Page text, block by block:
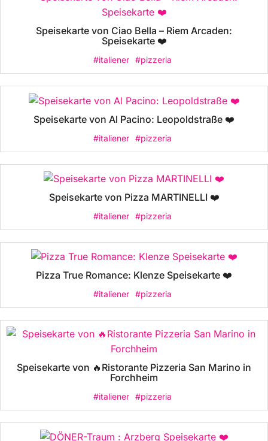
Speisekarte von Ciao Bella – Riem Arcaden:
Speisekarte ❤️
#italiener #pizzeria
Speisekarte von Al Pacino: Leopoldstraße ❤️
#italiener #pizzeria
Speisekarte von Pizza MARTINELLI ❤️
#italiener #pizzeria
Pizza True Romance: Klenze Speisekarte ❤️
#italiener #pizzeria
Speisekarte von 🔥Ristorante Pizzeria San Marino in
Forchheim
#italiener #pizzeria